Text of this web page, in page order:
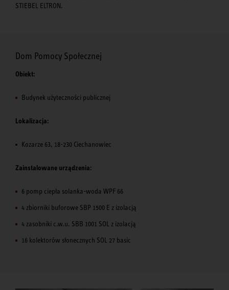
STIEBEL ELTRON.
Dom Pomocy Społecznej
Obiekt:
Budynek użyteczności publicznej
Lokalizacja:
Kozarze 63, 18-230 Ciechanowiec
Zainstalowane urządzenia:
6 pomp ciepła solanka-woda WPF 66
4 zbiorniki buforowe SBP 1500 E z izolacją
4 zasobniki c.w.u. SBB 1001 SOL z izolacją
16 kolektorów słonecznych SOL 27 basic